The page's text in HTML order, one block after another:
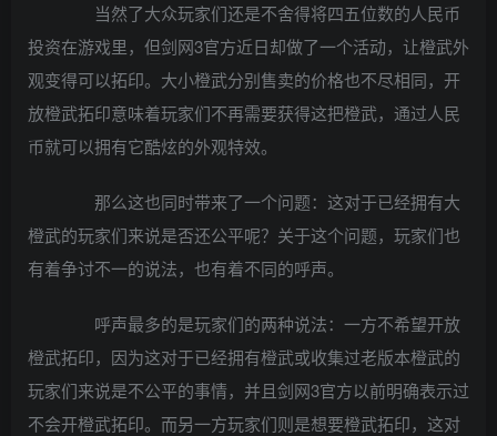
当然了大众玩家们还是不舍得将四五位数的人民币
投资在游戏里，但剑网3官方近日却做了一个活动，让橙武外
观变得可以拓印。大小橙武分别售卖的价格也不尽相同，开
放橙武拓印意味着玩家们不再需要获得这把橙武，通过人民
币就可以拥有它酷炫的外观特效。
那么这也同时带来了一个问题：这对于已经拥有大
橙武的玩家们来说是否还公平呢？关于这个问题，玩家们也
有着争讨不一的说法，也有着不同的呼声。
呼声最多的是玩家们的两种说法：一方不希望开放
橙武拓印，因为这对于已经拥有橙武或收集过老版本橙武的
玩家们来说是不公平的事情，并且剑网3官方以前明确表示过
不会开橙武拓印。而另一方玩家们则是想要橙武拓印，这对